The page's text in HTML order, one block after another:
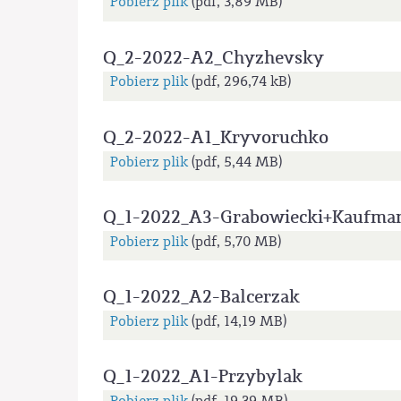
Q_2-2022-A2_Chyzhevsky
Pobierz plik(pdf, 296,74 kB)
Q_2-2022-A1_Kryvoruchko
Pobierz plik(pdf, 5,44 MB)
Q_1-2022_A3-
Pobierz plik(pdf, 5,70 MB)
Q_1-2022_A2-Balcerzak
Pobierz plik(pdf, 14,19 MB)
Q_1-2022_A1-Przybylak